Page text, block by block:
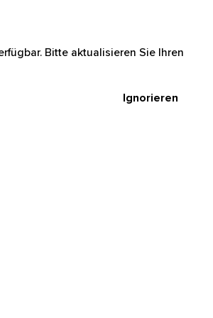
Bitte aktualisieren Sie Ihren
Ignorieren